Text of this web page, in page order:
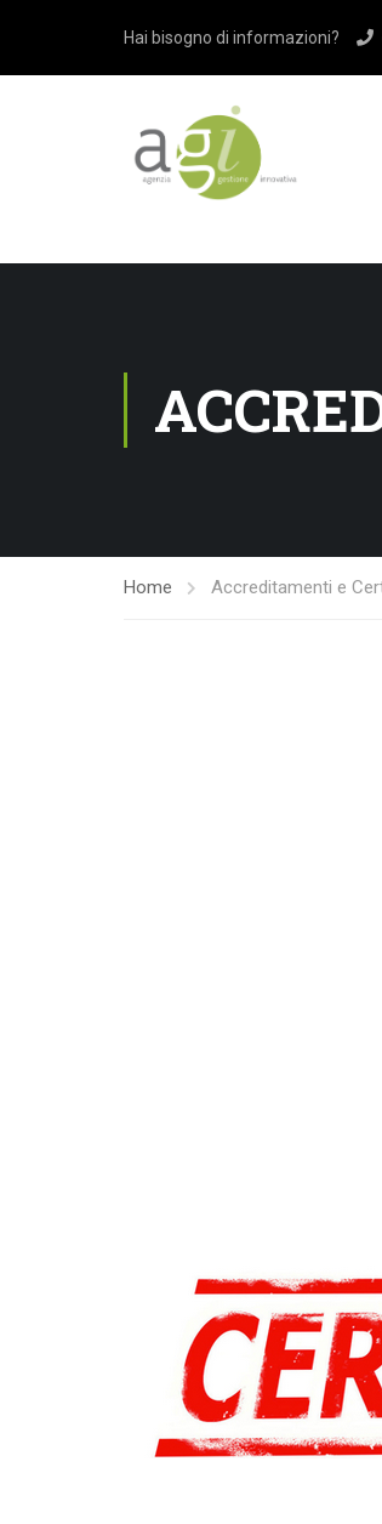
Hai bisogno di informazioni?
Home Accreditamenti e